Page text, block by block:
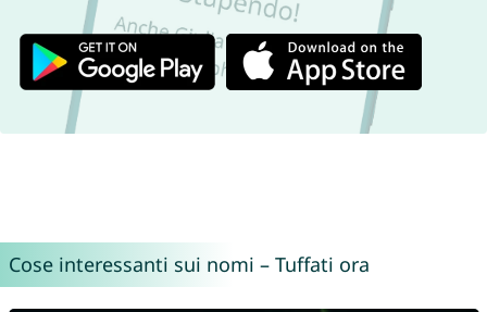
Cose interessanti sui nomi – Tuffati ora